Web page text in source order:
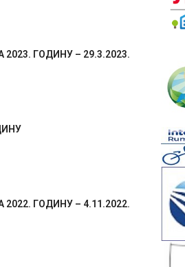
ГОДИНУ – 29.3.2023.
ГОДИНУ – 4.11.2022.